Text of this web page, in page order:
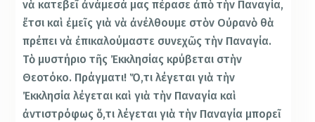
νὰ κατεβεῖ ἀνάμεσά μας πέρασε ἀπὸ τὴν Παναγία,
ἔτσι καὶ ἐμεῖς γιὰ νὰ ἀνέλθουμε στὸν Οὐρανὸ θὰ
πρέπει νὰ ἐπικαλούμαστε συνεχῶς τὴν Παναγία.
Τὸ μυστήριο τῆς Ἐκκλησίας κρύβεται στὴν
Θεοτόκο. Πράγματι! Ὅ,τι λέγεται γιὰ τὴν
Ἐκκλησία λέγεται καὶ γιὰ τὴν Παναγία καὶ
ἀντιστρόφως ὅ,τι λέγεται γιὰ τὴν Παναγία μπορεῖ